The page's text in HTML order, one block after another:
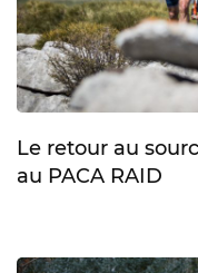
Le retour au
au PACA RAID